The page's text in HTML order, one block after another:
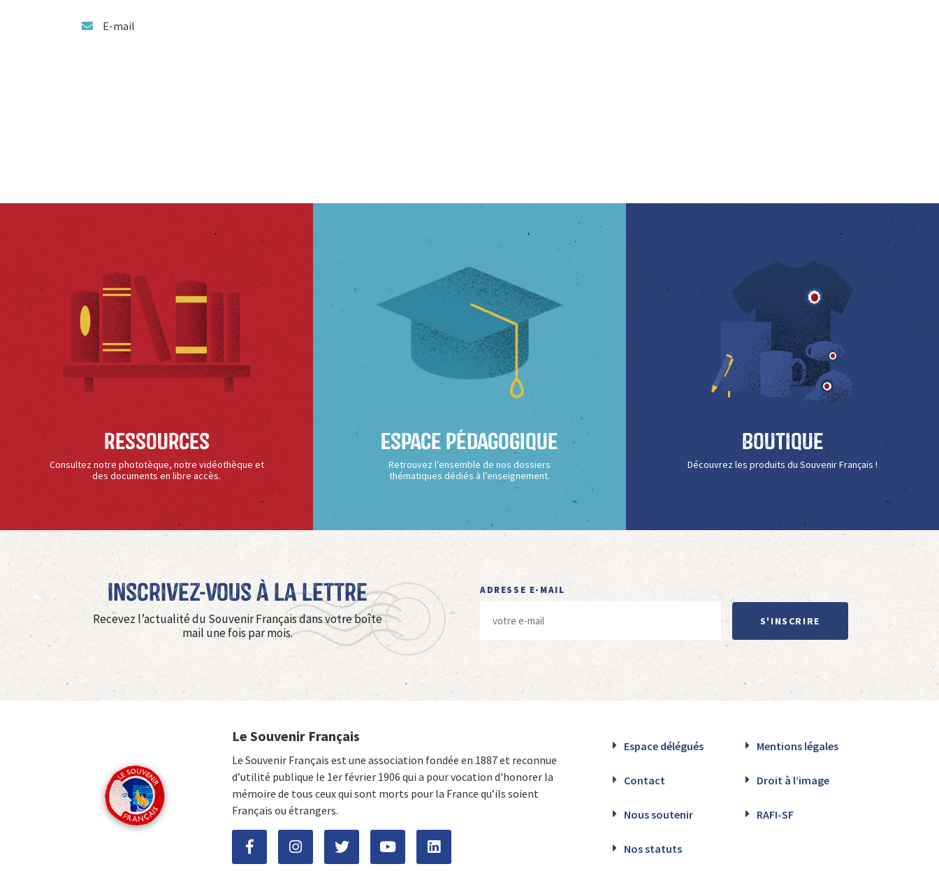
E-mail
Ressources
Consultez notre phototèque, notre vidéothèque et
des documents en libre accès.
Espace Pédagogique
Retrouvez l’ensemble de nos dossiers
thématiques dédiés à l’enseignement.
Boutique
Découvrez les produits du Souvenir Français !
Inscrivez-vous à La Lettre
Recevez l’actualité du Souvenir Français dans votre boîte
mail une fois par mois.
ADRESSE E-MAIL
S'INSCRIRE
Le Souvenir Français
Le Souvenir Français est une association fondée en 1887 et reconnue
d’utilité publique le 1er février 1906 qui a pour vocation d'honorer la
mémoire de tous ceux qui sont morts pour la France qu’ils soient
Français ou étrangers.
Espace délégués Mentions légales
Contact Droit à l’image
Nous soutenir RAFI-SF
Nos statuts